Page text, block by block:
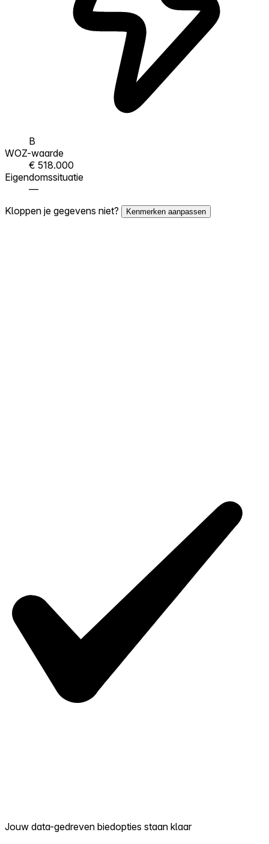
B
WOZ-waarde
€ 518.000
Eigendomssituatie
—
Kloppen je gegevens niet?
Kenmerken aanpassen
Jouw data-gedreven biedopties staan klaar